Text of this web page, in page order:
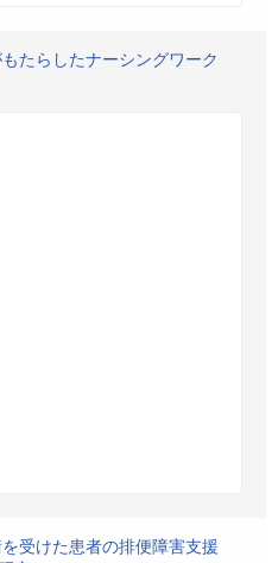
たらしたナーシングワーク
受けた患者の排便障害支援